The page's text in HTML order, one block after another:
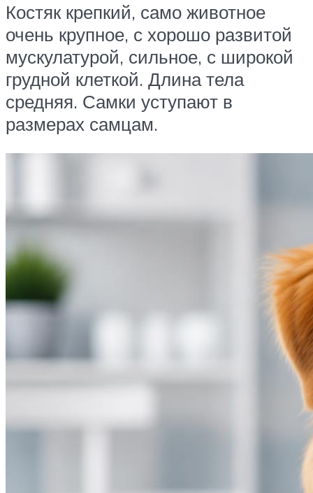
Костяк крепкий, само животное
очень крупное, с хорошо развитой
мускулатурой, сильное, с широкой
грудной клеткой. Длина тела
средняя. Самки уступают в
размерах самцам.